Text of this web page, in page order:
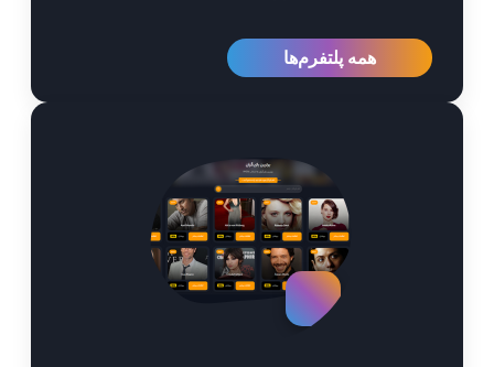
همه پلتفرم‌ها